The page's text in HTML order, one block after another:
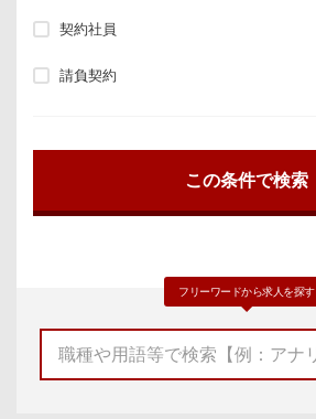
契約社員
請負契約
フリーワードから求人を探す